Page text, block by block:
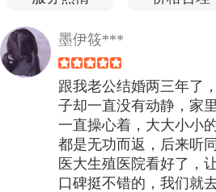
墨伊筱***
跟我老公结婚两三年了
子却一直没有动静，家
一直操心着，大大小小
都是无功而返，后来听
医大生殖医院看好了，
口碑挺不错的，我们就